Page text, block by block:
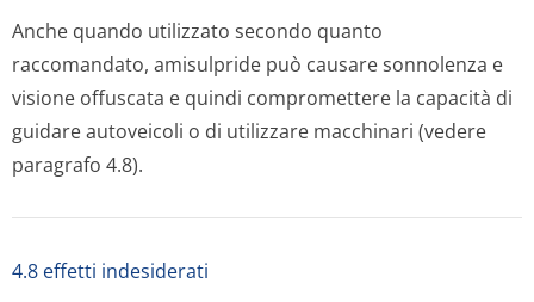
Anche quando utilizzato secondo quanto
raccomandato, amisulpride può causare sonnolenza e
visione offuscata e quindi compromettere la capacità di
guidare autoveicoli o di utilizzare macchinari (vedere
paragrafo 4.8).
4.8 effetti indesiderati